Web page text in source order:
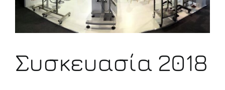
Συσκευασία 2018